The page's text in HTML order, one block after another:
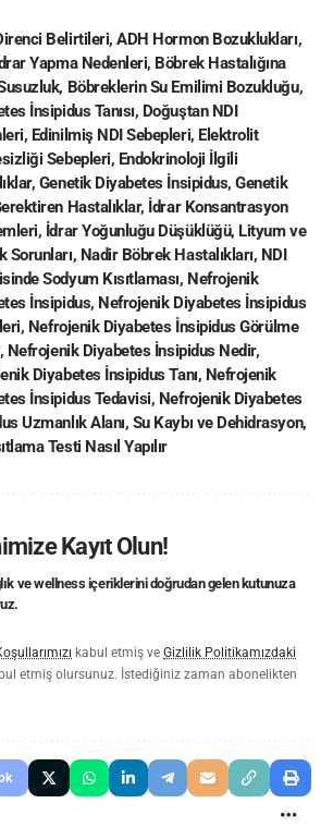
Belirtileri,ADH Hormon Bozuklukları,
Yapma Nedenleri, Böbrek Hastalığına
, Böbreklerin Su Emilimi Bozukluğu,
İnsipidus Tanısı, Doğuştan NDI
, Edinilmiş NDI Sebepleri, Elektrolit
Sebepleri, Endokrinoloji İlgili
, Genetik Diyabetes İnsipidus,Genetik
Hastalıklar, İdrar Konsantrasyon
, İdrar Yoğunluğu Düşüklüğü, Lityum ve
Sorunları, Nadir Böbrek Hastalıkları, NDI
Sodyum Kısıtlaması, Nefrojenik
İnsipidus, Nefrojenik Diyabetes İnsipidus
, Nefrojenik Diyabetes İnsipidus Görülme
, Nefrojenik Diyabetes İnsipidus Nedir,
Diyabetes İnsipidus Tanı, Nefrojenik
İnsipidus Tedavisi, Nefrojenik Diyabetes
Uzmanlık Alanı, Su Kaybı ve Dehidrasyon,
Testi Nasıl Yapılır
Kayıt Olun!
ve wellness içeriklerini doğrudan gelen kutunuza
kabul etmiş ve Gizlilik Politikamızdaki
etmiş olursunuz. İstediğiniz zaman abonelikten